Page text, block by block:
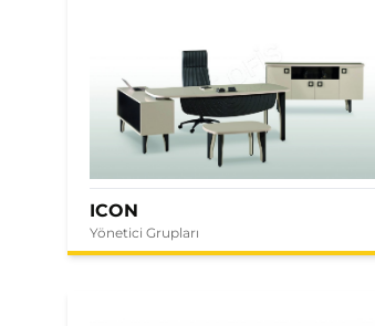
ICON
Yönetici Grupları